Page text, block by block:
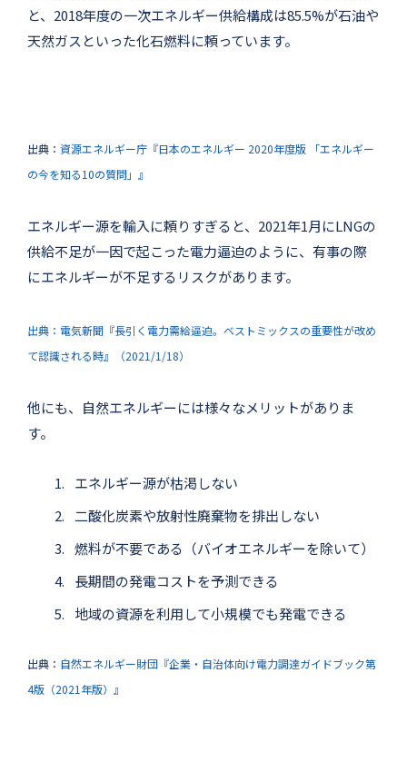
と、2018年度の一次エネルギー供給構成は85.5%が石油や
天然ガスといった化石燃料に頼っています。
出典： 資源エネルギー庁『日本のエネルギー 2020年度版 「エネルギー
の今を知る10の質問」』
エネルギー源を輸入に頼りすぎると、2021年1月にLNGの
供給不足が一因で起こった電力逼迫のように、有事の際
にエネルギーが不足するリスクがあります。
出典：電気新聞『長引く電力需給逼迫。ベストミックスの重要性が改め
て認識される時』（2021/1/18）
他にも、自然エネルギーには様々なメリットがありま
す。
エネルギー源が枯渇しない
二酸化炭素や放射性廃棄物を排出しない
燃料が不要である（バイオエネルギーを除いて）
長期間の発電コストを予測できる
地域の資源を利用して小規模でも発電できる
出典： 自然エネルギー財団『企業・自治体向け電力調達ガイドブック第
4版（2021年版）』